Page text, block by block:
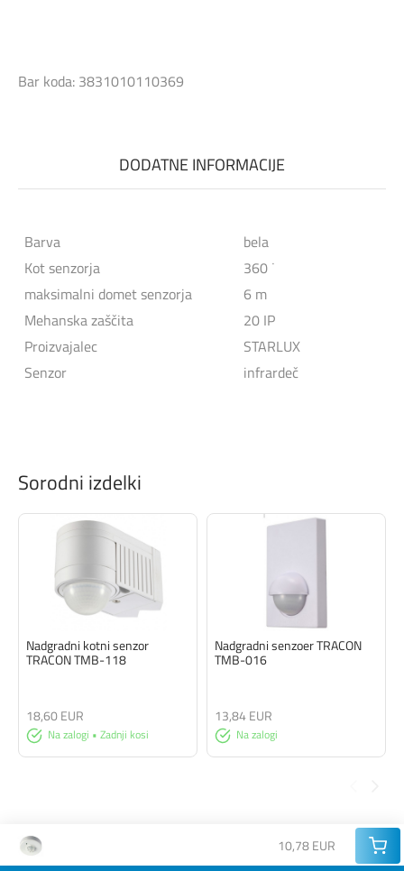
Bar koda: 3831010110369
DODATNE INFORMACIJE
Barva
bela
Kot senzorja
360 ˙
maksimalni domet senzorja
6 m
Mehanska zaščita
20 IP
Proizvajalec
STARLUX
Senzor
infrardeč
Sorodni izdelki
Nadgradni kotni senzor
TRACON TMB-118
Na zalogi • Zadnji kosi
18,60 EUR
Nadgradni senzoer TRACON
TMB-016
Na zalogi
13,84 EUR
10,78 EUR